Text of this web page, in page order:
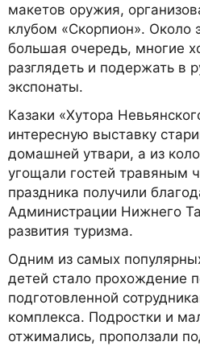
макетов оружия,
клубом «Скорпион». Около
большая очередь, многие
разглядеть и подержать в
экспонаты.
Казаки «Хутора
интересную выставку
домашней утвари, а из
угощали гостей травяным
праздника получили
Администрации Нижнего
развития туризма.
Одним из самых
детей стало прохождение
подготовленной
комплекса. Подростки и
отжимались, проползали